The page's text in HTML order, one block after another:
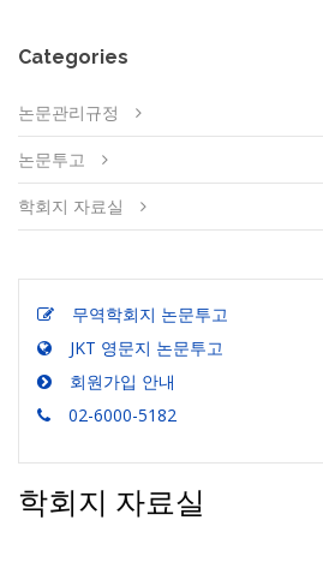
Categories
논문관리규정
논문투고
학회지 자료실
무역학회지 논문투고
JKT 영문지 논문투고
회원가입 안내
02-6000-5182
학회지 자료실